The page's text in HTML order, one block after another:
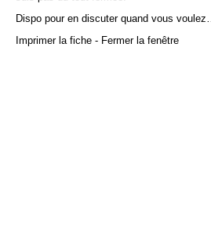
Dispo pour en discuter quand vous
Imprimer la fiche - Fermer la fenêtre